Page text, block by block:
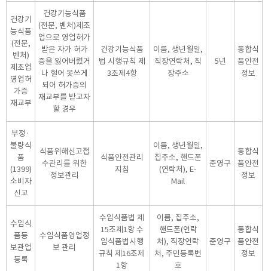
건강기
능식품
(전문,
벤처)
제조업
영업허
가증
재교부
건강기능식품
(전문, 벤처)제조
업으로 영업허가
받은 자가 허가
증을 잃어버렸거
나 헐어 못쓰게
되어 허가증의
재교부를 받고자
할 경우
건강기능식품
법 시행규칙 제
3조제4항
이름, 생년월일,
직장연락처, 직
장주소
5년
통합식
품안전
정보
부정·
불량식
품
(1399)
소비자
신고
식품위해신고접
수관리를 위한
정보관리
식품안전관리
지침
이름, 생년월일,
집주소, 핸드폰
(연락처), E-
Mail
준영구
통합식
품안전
정보
수입식
품등
보관업
등록
수입식품영업정
보 관리
수입식품법 제
15조제1항 수
입식품법시행
규칙 제16조제
1항
이름, 집주소,
핸드폰(연락
처), 직장연락
처, 주민등록번
호
준영구
통합식
품안전
정보